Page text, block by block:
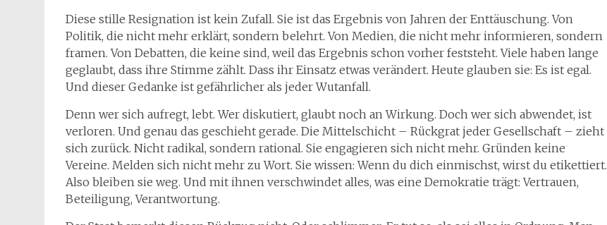
Diese stille Resignation ist kein Zufall. Sie ist das Ergebnis von Jahren der Enttäuschung. Von
Politik, die nicht mehr erklärt, sondern belehrt. Von Medien, die nicht mehr informieren, sondern
framen. Von Debatten, die keine sind, weil das Ergebnis schon vorher feststeht. Viele haben lange
geglaubt, dass ihre Stimme zählt. Dass ihr Einsatz etwas verändert. Heute glauben sie: Es ist egal.
Und dieser Gedanke ist gefährlicher als jeder Wutanfall.
Denn wer sich aufregt, lebt. Wer diskutiert, glaubt noch an Wirkung. Doch wer sich abwendet, ist
verloren. Und genau das geschieht gerade. Die Mittelschicht – Rückgrat jeder Gesellschaft – zieht
sich zurück. Nicht radikal, sondern rational. Sie engagieren sich nicht mehr. Gründen keine
Vereine. Melden sich nicht mehr zu Wort. Sie wissen: Wenn du dich einmischst, wirst du etikettiert.
Also bleiben sie weg. Und mit ihnen verschwindet alles, was eine Demokratie trägt: Vertrauen,
Beteiligung, Verantwortung.